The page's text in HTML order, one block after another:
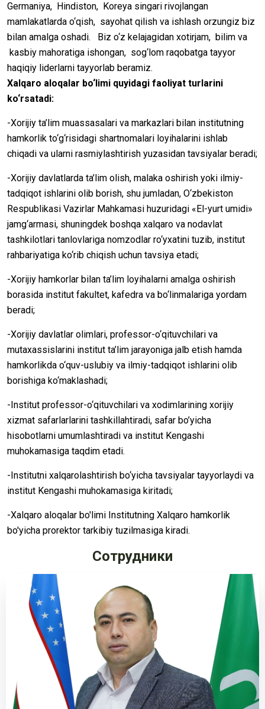
Germaniya, Hindiston, Koreya singari rivojlangan
mamlakatlarda o‘qish, sayohat qilish va ishlash orzungiz biz
bilan amalga oshadi. Biz o‘z kelajagidan xotirjam, bilim va
kasbiy mahoratiga ishongan, sog‘lom raqobatga tayyor
haqiqiy liderlarni tayyorlab beramiz.
Xalqaro aloqalar bo‘limi quyidagi faoliyat turlarini
ko‘rsatadi:
-Xorijiy ta’lim muassasalari va markazlari bilan institutning
hamkorlik to‘g‘risidagi shartnomalari loyihalarini ishlab
chiqadi va ularni rasmiylashtirish yuzasidan tavsiyalar beradi;
-Xorijiy davlatlarda ta’lim olish, malaka oshirish yoki ilmiy-
tadqiqot ishlarini olib borish, shu jumladan, O‘zbekiston
Respublikasi Vazirlar Mahkamasi huzuridagi «El-yurt umidi»
jamg‘armasi, shuningdek boshqa xalqaro va nodavlat
tashkilotlari tanlovlariga nomzodlar ro‘yxatini tuzib, institut
rahbariyatiga ko‘rib chiqish uchun tavsiya etadi;
-Xorijiy hamkorlar bilan ta’lim loyihalarni amalga oshirish
borasida institut fakultet, kafedra va bo‘linmalariga yordam
beradi;
-Xorijiy davlatlar olimlari, professor-o‘qituvchilari va
mutaxassislarini institut ta’lim jarayoniga jalb etish hamda
hamkorlikda o‘quv-uslubiy va ilmiy-tadqiqot ishlarini olib
borishiga ko‘maklashadi;
-Institut professor-o‘qituvchilari va xodimlarining xorijiy
xizmat safarlarlarini tashkillahtiradi, safar bo’yicha
hisobotlarni umumlashtiradi va institut Kengashi
muhokamasiga taqdim etadi.
-Institutni xalqarolashtirish bo‘yicha tavsiyalar tayyorlaydi va
institut Kengashi muhokamasiga kiritadi;
-Xalqaro aloqalar bo'limi Institutning Xalqaro hamkorlik
bo'yicha prorektor tarkibiy tuzilmasiga kiradi.
Сотрудники